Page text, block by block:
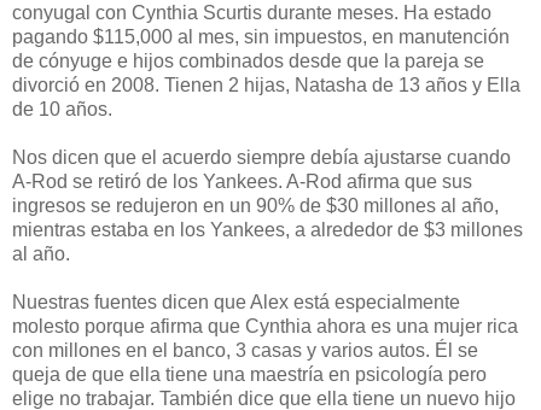
conyugal con Cynthia Scurtis durante meses. Ha estado
pagando $115,000 al mes, sin impuestos, en manutención
de cónyuge e hijos combinados desde que la pareja se
divorció en 2008. Tienen 2 hijas, Natasha de 13 años y Ella
de 10 años.
Nos dicen que el acuerdo siempre debía ajustarse cuando
A-Rod se retiró de los Yankees. A-Rod afirma que sus
ingresos se redujeron en un 90% de $30 millones al año,
mientras estaba en los Yankees, a alrededor de $3 millones
al año.
Nuestras fuentes dicen que Alex está especialmente
molesto porque afirma que Cynthia ahora es una mujer rica
con millones en el banco, 3 casas y varios autos. Él se
queja de que ella tiene una maestría en psicología pero
elige no trabajar. También dice que ella tiene un nuevo hijo